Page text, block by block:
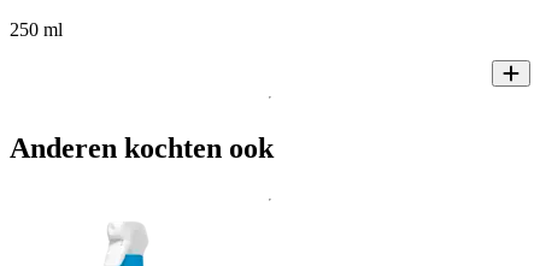
250 ml
Anderen kochten ook